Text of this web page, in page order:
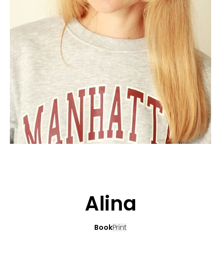
POP MUSICIENS
TALENTS INTERNATIONAUX
CANDIDATURE
NOS AGENCES
FRANCE
SUISSE
Alina
BookPrint